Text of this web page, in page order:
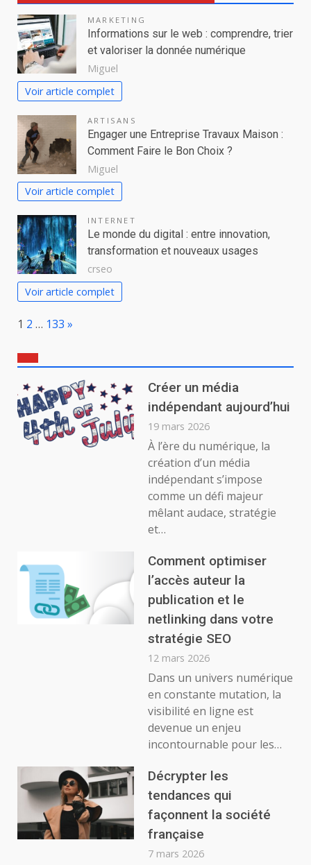
MARKETING
Informations sur le web : comprendre, trier
et valoriser la donnée numérique
Miguel
Voir article complet
ARTISANS
Engager une Entreprise Travaux Maison :
Comment Faire le Bon Choix ?
Miguel
Voir article complet
INTERNET
Le monde du digital : entre innovation,
transformation et nouveaux usages
crseo
Voir article complet
Page:
1 2 … 133 Next
»
Créer un média
indépendant aujourd’hui
19 mars 2026
À l’ère du numérique, la
création d’un média
indépendant s’impose
comme un défi majeur
mêlant audace, stratégie
et…
Comment optimiser
l’accès auteur la
publication et le
netlinking dans votre
stratégie SEO
12 mars 2026
Dans un univers numérique
en constante mutation, la
visibilité en ligne est
devenue un enjeu
incontournable pour les…
Décrypter les
tendances qui
façonnent la société
française
7 mars 2026